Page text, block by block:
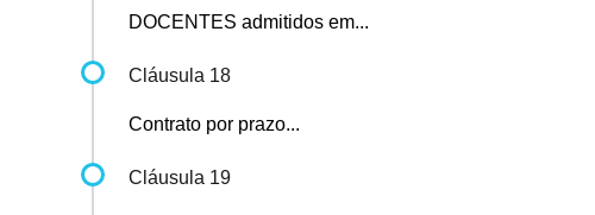
DOCENTES admitidos em...
Cláusula 18
Contrato por prazo...
Cláusula 19